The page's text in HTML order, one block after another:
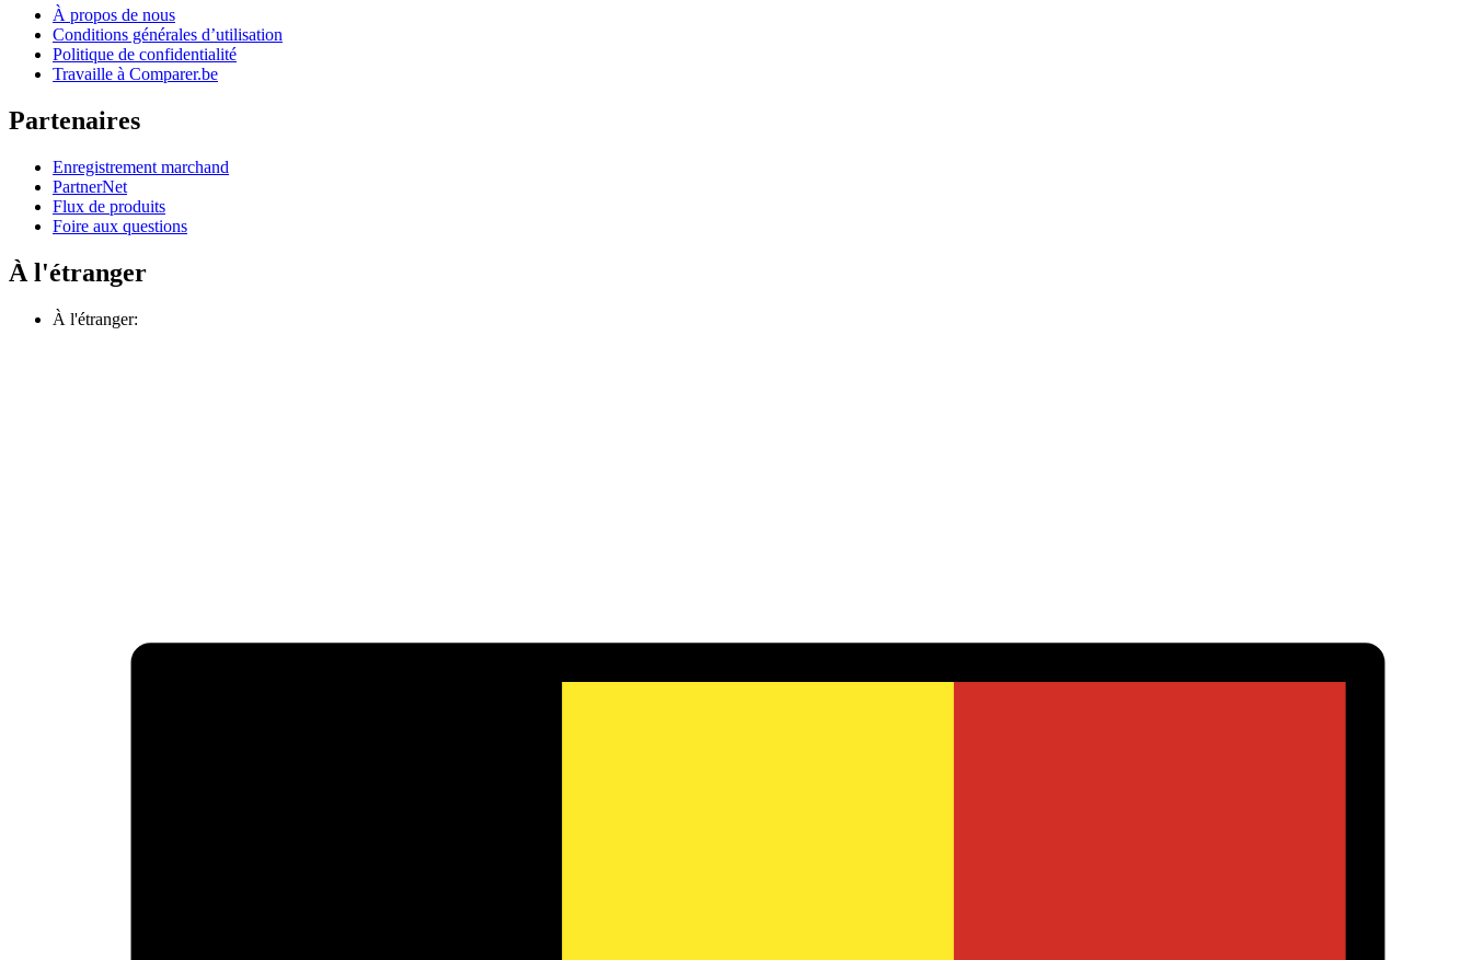
À propos de nous
Conditions générales d’utilisation
Politique de confidentialité
Travaille à Comparer.be
Partenaires
Enregistrement marchand
PartnerNet
Flux de produits
Foire aux questions
À l'étranger
À l'étranger: